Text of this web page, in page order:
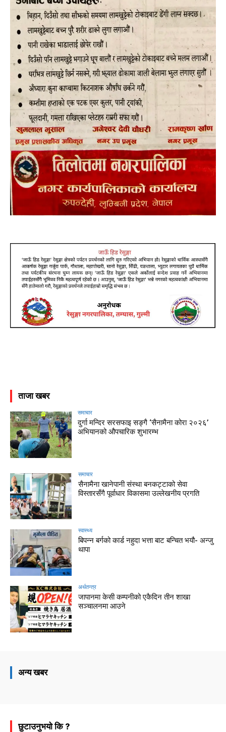
ताजा खबर
समाचार
दुर्गा मन्दिर सरसफाइ सङ्गै ‘सैनामैना कोरा २०२६’
अभियानको औपचारिक शुभारम्भ
समाचार
सैनामैना खानेपानी संस्था बनकट्टाको सेवा
विस्तारसँगै पूर्वाधार विकासमा उल्लेखनीय प्रगति
स्वास्थ्य
बिपन्न बर्गको कार्ड नहुदा भत्ता बाट बन्चित भयौ- अन्जु
थापा
अर्थतन्त्र
जापानमा केसी कम्पनीको एकैदिन तीन शाखा
सञ्चालनमा आउने
अन्य खबर
छुटाउनुभयो कि ?